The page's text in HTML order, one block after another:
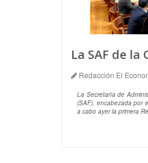
Redacción El
La Secretaría de
(SAF), encabezada por
a cabo ayer la primera